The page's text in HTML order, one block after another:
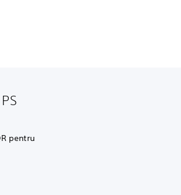
pentru